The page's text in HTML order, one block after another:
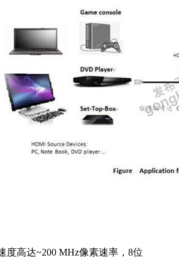
度高达~200 MHz像素速率， 8位